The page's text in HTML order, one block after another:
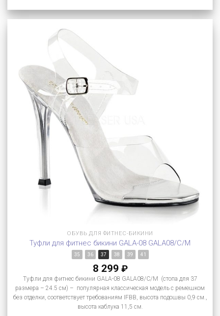
ОБУВЬ ДЛЯ ФИТНЕС-БИКИНИ
Туфли для фитнес бикини GALA-08 GALA08/C/M
35 36 37 38 39 41
8 299 ₽
Туфли для фитнес бикини GALA-08 GALA08/C/M (стопа для 37
размера – 24.5 см) – популярная классическая модель с ремешком
без отделки, соответствует требованиям IFBB, высота подошвы 0,9 см.,
высота каблука 11,5 см.